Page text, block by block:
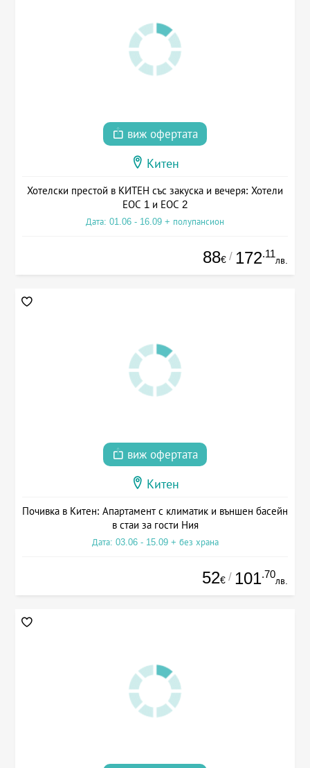
виж офертата
Китен
Хотелски престой в КИТЕН със закуска и вечеря: Хотели
ЕОС 1 и ЕОС 2
Дата: 01.06 - 16.09 + полупансион
88€ / 172.11
лв.
виж офертата
Китен
Почивка в Китен: Апартамент с климатик и външен басейн
в стаи за гости Ния
Дата: 03.06 - 15.09 + без храна
52€ / 101.70
лв.